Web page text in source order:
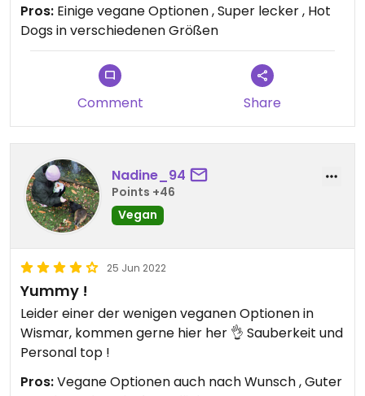
Die sind der Knaller. Ich musste nochmal
nachfragen, ob das Würstchen wirklich vegan ist
Die Verkäuferin ist super freundlich.
Pros: Einige vegane Optionen , Super lecker , Hot
Dogs in verschiedenen Größen
Comment Share
Nadine_94
Points +46
Vegan
25 Jun 2022
Yummy !
Leider einer der wenigen veganen Optionen in
Wismar, kommen gerne hier her 👌 Sauberkeit und
Personal top !
Pros:Vegane Optionen auch nach Wunsch , Guter